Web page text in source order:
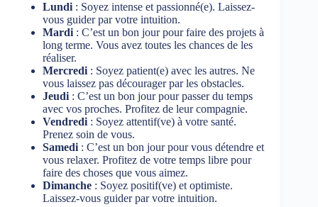
Lundi : Soyez intense et passionné(e). Laissez-
vous guider par votre intuition.
Mardi : C’est un bon jour pour faire des projets à
long terme. Vous avez toutes les chances de les
réaliser.
Mercredi : Soyez patient(e) avec les autres. Ne
vous laissez pas décourager par les obstacles.
Jeudi : C’est un bon jour pour passer du temps
avec vos proches. Profitez de leur compagnie.
Vendredi : Soyez attentif(ve) à votre santé.
Prenez soin de vous.
Samedi : C’est un bon jour pour vous détendre et
vous relaxer. Profitez de votre temps libre pour
faire des choses que vous aimez.
Dimanche : Soyez positif(ve) et optimiste.
Laissez-vous guider par votre intuition.